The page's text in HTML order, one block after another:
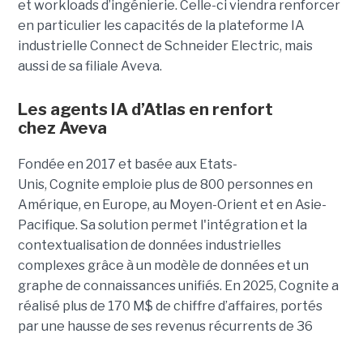
et workloads d’ingénierie. Celle-ci viendra renforcer
en particulier les capacités de la plateforme IA
industrielle Connect de Schneider Electric, mais
aussi de sa filiale Aveva.
Les agents IA d’Atlas en renfort
chez Aveva
Fondée en 2017 et basée aux Etats-
Unis, Cognite emploie plus de 800 personnes en
Amérique, en Europe, au Moyen-Orient et en Asie-
Pacifique. Sa solution permet l'intégration et la
contextualisation de données industrielles
complexes grâce à un modèle de données et un
graphe de connaissances unifiés. En 2025, Cognite a
réalisé plus de 170 M$ de chiffre d’affaires, portés
par une hausse de ses revenus récurrents de 36